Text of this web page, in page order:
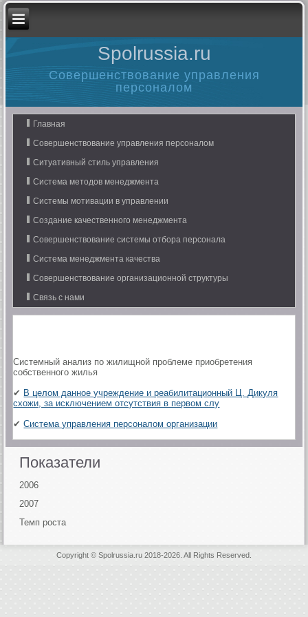
Spolrussia.ru
Совершенствование управления
персоналом
Главная
Совершенствование управления персоналом
Ситуативный стиль управления
Система методов менеджмента
Системы мотивации в управлении
Создание качественного менеджмента
Совершенствование системы отбора персонала
Система менеджмента качества
Совершенствование организационной структуры
Связь с нами
Системный анализ по жилищной проблеме приобретения
собственного жилья
✔ В целом данное учреждение и реабилитационный Ц. Дикуля
схожи, за исключением отсутствия в первом слу
✔Система управления персоналом организации
Показатели
2006
2007
Темп роста
Copyright © Spolrussia.ru 2018-2026. All Rights Reserved.